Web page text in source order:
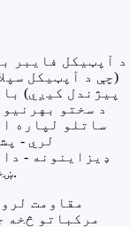
(چې د آپټیکل
پیژندل کیږي)
د سختو
ساتلو لپاره
لري -
ډیزاینونه -
ښخولو تاسیساتو دواړو ته اړتیا لري.